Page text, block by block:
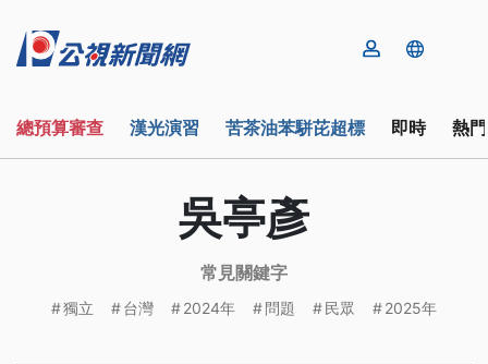
總預算審查 漢光演習 苦茶油苯駢芘超標 即時 熱
吳亭彥
常見關鍵字
獨立 台灣 2024年 問題 民眾 2025年